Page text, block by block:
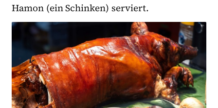
Hamon (ein Schinken) serviert.